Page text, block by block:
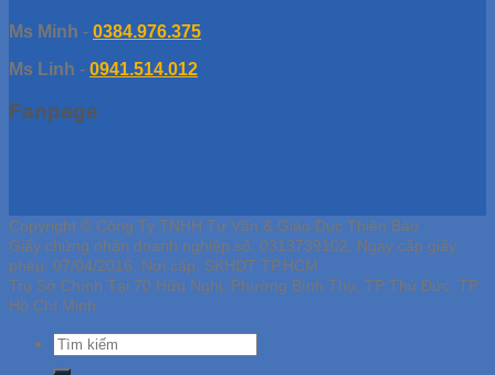
Ms Minh - 0384.976.375
Ms Linh - 0941.514.012
Fanpage
Copyright © Công Ty TNHH Tư Vấn & Giáo Dục Thiên Bảo
Giấy chứng nhận doanh nghiệp số: 0313739102, Ngày cấp giấy
phép: 07/04/2016, Nơi cấp: SKHDT TP.HCM
Trụ Sở Chính Tại 70 Hữu Nghị, Phường Bình Thọ, TP Thủ Đức, TP
Hồ Chí Minh